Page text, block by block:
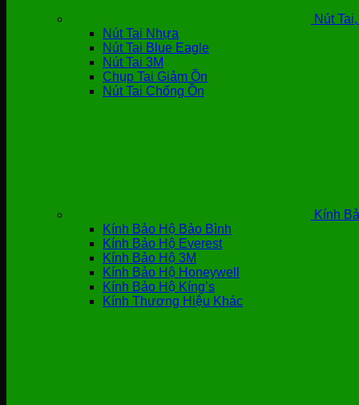
Nút
Nút Tai Nhựa
Nút Tai Blue Eagle
Nút Tai 3M
Chụp Tai Giảm Ồn
Nút Tai Chống Ồn
Kính
Kính Bảo Hộ Bảo Bình
Kính Bảo Hộ Everest
Kính Bảo Hộ 3M
Kính Bảo Hộ Honeywell
Kính Bảo Hộ Kíng’s
Kính Thương Hiệu Khác